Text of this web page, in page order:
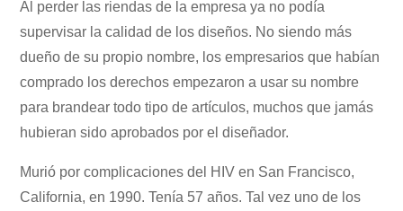
Al perder las riendas de la empresa ya no podía
supervisar la calidad de los diseños. No siendo más
dueño de su propio nombre, los empresarios que habían
comprado los derechos empezaron a usar su nombre
para brandear todo tipo de artículos, muchos que jamás
hubieran sido aprobados por el diseñador.
Murió por complicaciones del HIV en San Francisco,
California, en 1990. Tenía 57 años. Tal vez uno de los